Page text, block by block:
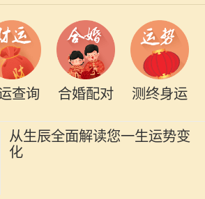
查询 合婚配对 测终身运
从生辰全面解读您一生运势变
化